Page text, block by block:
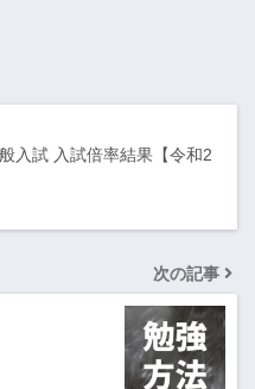
入試 入試倍率結果【令和2
次の記事